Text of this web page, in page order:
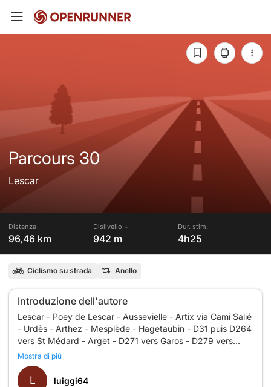
Parcours 30
Lescar
Distanza
96,46 km
Dislivello +
942 m
Dur. stim.
4h25
Ciclismo su strada Anello
Introduzione dell'autore
Lescar - Poey de Lescar - Aussevielle - Artix via Cami Salié
- Urdès - Arthez - Mesplède - Hagetaubin - D31 puis D264
vers St Médard - Arget - D271 vers Garos - D279 vers
FIchous Rioumayou - Lonçon - Momas - D201 - Tranverser
D245 vers Viellenave d'Arthez - Bougarber - Beyrie - Poey
Mostra di più
L luiggi64